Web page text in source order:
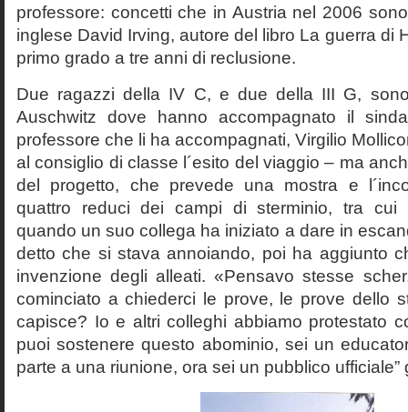
professore: concetti che in Austria nel 2006
inglese David Irving, autore del libro La guerra di
primo grado a tre anni di reclusione.
Due ragazzi della IV C, e due della III G,
Auschwitz dove hanno accompagnato il
professore che li ha accompagnati, Virgilio
al consiglio di classe l´esito del viaggio – ma
del progetto, che prevede una mostra e
quattro reduci dei campi di sterminio, tra cui
quando un suo collega ha iniziato a dare in
detto che si stava annoiando, poi ha aggiunto
invenzione degli alleati. «Pensavo stesse
cominciato a chiederci le prove, le prove dello
capisce? Io e altri colleghi abbiamo protestato
puoi sostenere questo abominio, sei un
parte a una riunione, ora sei un pubblico ufficiale”